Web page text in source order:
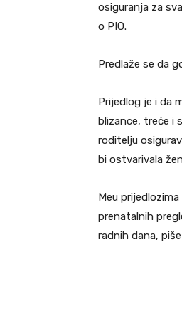
osiguranja za
o PIO.
Predlaže se da
Prijedlog je i da
blizance, treće i
roditelju
bi ostvarivala
Meu
prenatalnih
radnih dana, piše